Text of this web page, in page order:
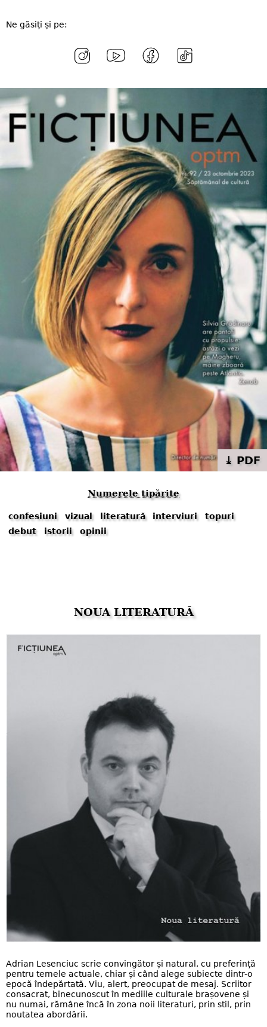
Ne găsiți și pe:
⤓ PDF
Numerele tipărite
confesiuni vizual literatură interviuri
topuri
debut
istorii opinii
NOUA LITERATURĂ
Adrian Lesenciuc scrie convingător și natural, cu preferință
pentru temele actuale, chiar și când alege subiecte dintr-o
epocă îndepărtată. Viu, alert, preocupat de mesaj. Scriitor
consacrat, binecunoscut în mediile culturale brașovene și
nu numai, rămâne încă în zona noii literaturi, prin stil, prin
noutatea abordării.